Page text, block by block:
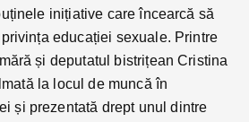
inițiative care încearcă să
educației sexuale. Printre
și deputatul bistrițean Cristina
la locul de muncă în
și prezentată drept unul dintre